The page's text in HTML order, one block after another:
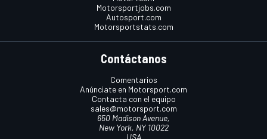
Motorsportjobs.com
Autosport.com
Motorsportstats.com
Contáctanos
Comentarios
Anúnciate en Motorsport.com
Contacta con el equipo
sales@motorsport.com
650 Madison Avenue,
New York, NY 10022